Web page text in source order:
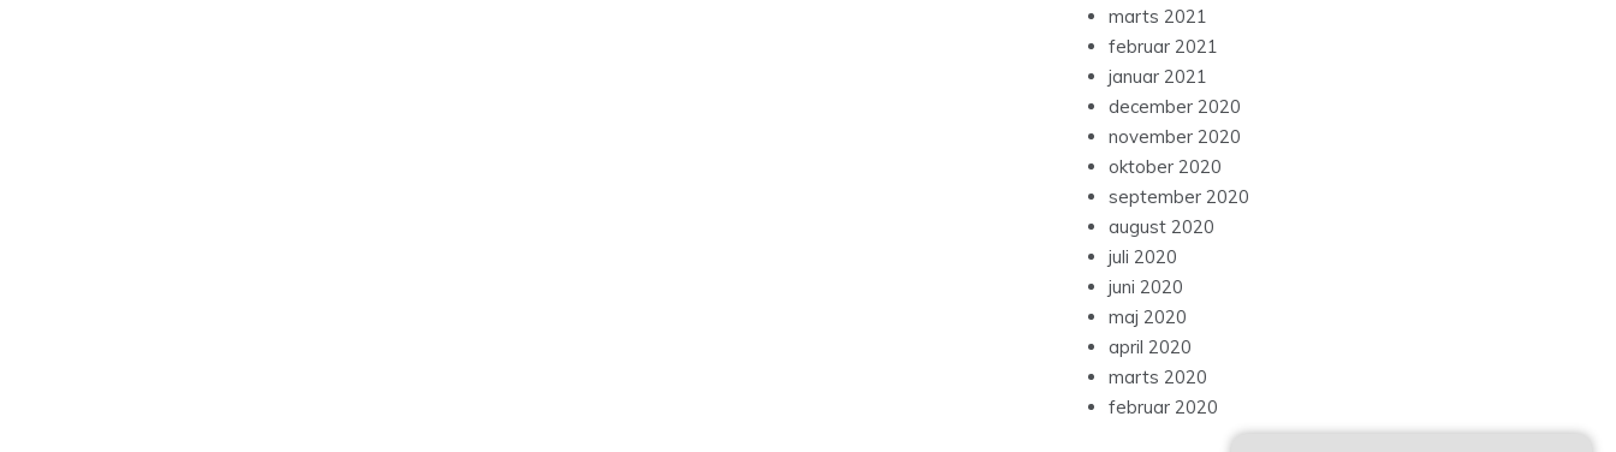
marts 2021
februar 2021
januar 2021
december 2020
november 2020
oktober 2020
september 2020
august 2020
juli 2020
juni 2020
maj 2020
april 2020
marts 2020
februar 2020